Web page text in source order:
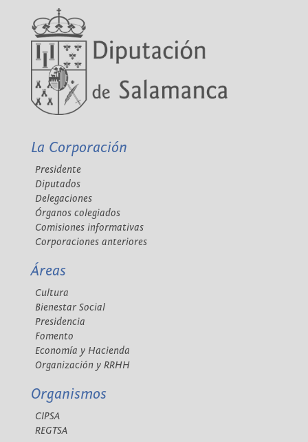
La Corporación
Presidente
Diputados
Delegaciones
Órganos colegiados
Comisiones informativas
Corporaciones anteriores
Áreas
Cultura
Bienestar Social
Presidencia
Fomento
Economía y Hacienda
Organización y RRHH
Organismos
CIPSA
REGTSA